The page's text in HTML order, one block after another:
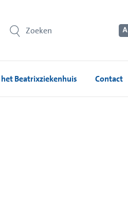
Zoeken
Beatrixziekenhuis Contact